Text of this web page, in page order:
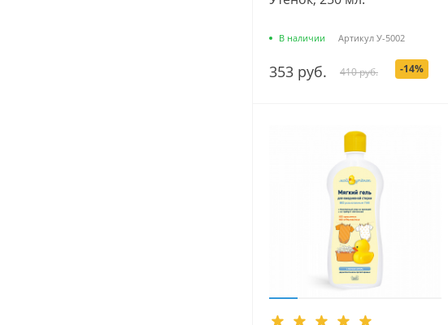
В наличии Артикул У-5002
353 руб. 410 руб. -14%